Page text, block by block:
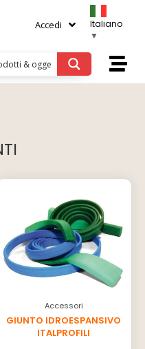
Accedi
Italiano
▼
Accessori
GIUNTO IDROESPANSIVO
ITALPROFILI